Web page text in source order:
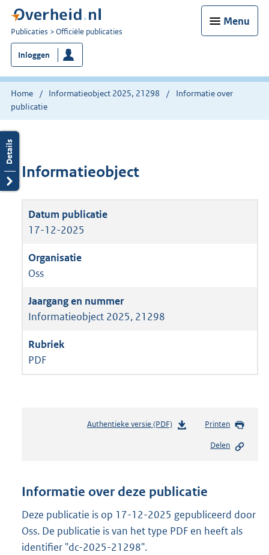
Menu
U
bent
nu
hier:
Publicaties Officiële publicaties
Inloggen
Home Informatieobject 2025, 21298
Informatie over
publicatie
Informatieobject
17-12-2025
Oss
Informatieobject 2025, 21298
PDF
Authentieke versie (PDF)b
n
s
g
r
Printen
Delen
Informatie over deze publicatie
Deze publicatie is op 17-12-2025 gepubliceerd door
Oss. De publicatie is van het type PDF en heeft als
identifier "dc-2025-21298".